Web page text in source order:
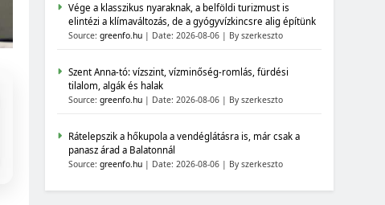
Vége a klasszikus nyaraknak, a belföldi turizmust is
elintézi a klímaváltozás, de a gyógyvízkincsre alig építünk
Source:greenfo.hu Date: 2026-08-06 By szerkeszto
Szent Anna-tó: vízszint, vízminőség-romlás, fürdési
tilalom, algák és halak
Source:greenfo.hu Date: 2026-08-06 By szerkeszto
Rátelepszik a hőkupola a vendéglátásra is, már csak a
panasz árad a Balatonnál
Source:greenfo.hu Date: 2026-08-06 By szerkeszto